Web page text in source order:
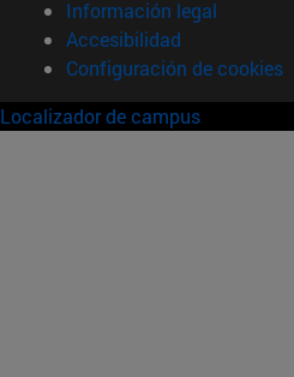
Información legal
Accesibilidad
Configuración de cookies
Localizador de campus